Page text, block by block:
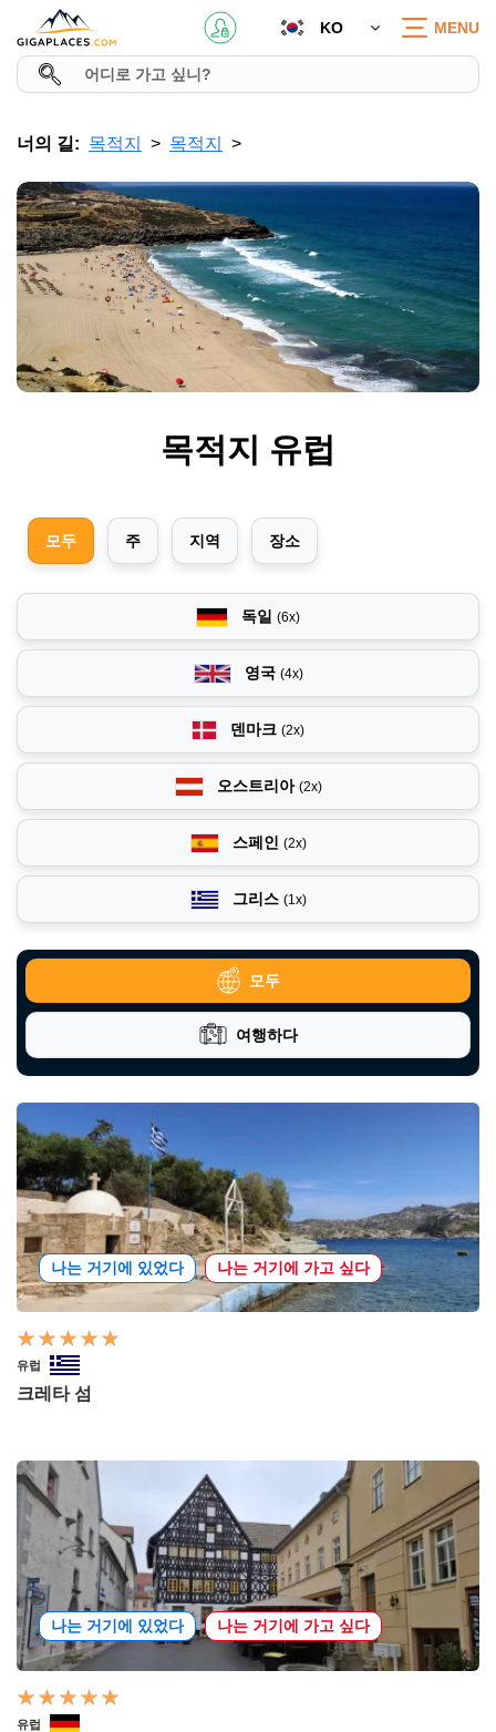
KO MENU
너의 길: 목적지 목적지
목적지 유럽
모두 주 지역 장소
독일 (6x)
영국 (4x)
덴마크(2x)
오스트리아 (2x)
스페인 (2x)
그리스 (1x)
모두
여행하다
나는 거기에 있었다 나는 거기에 가고 싶다
유럽
크레타 섬
나는 거기에 있었다 나는 거기에 가고 싶다
유럽